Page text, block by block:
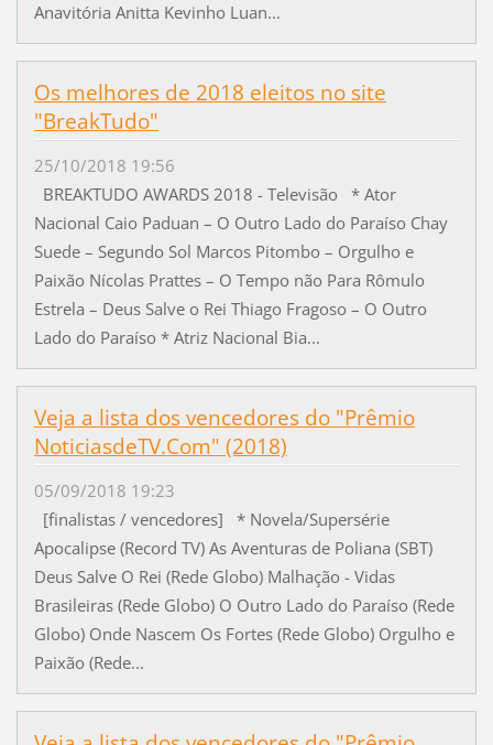
Anavitória Anitta Kevinho Luan...
Os melhores de 2018 eleitos no site
"BreakTudo"
25/10/2018 19:56
BREAKTUDO AWARDS 2018 - Televisão * Ator
Nacional Caio Paduan – O Outro Lado do Paraíso Chay
Suede – Segundo Sol Marcos Pitombo – Orgulho e
Paixão Nícolas Prattes – O Tempo não Para Rômulo
Estrela – Deus Salve o Rei Thiago Fragoso – O Outro
Lado do Paraíso * Atriz Nacional Bia...
Veja a lista dos vencedores do "Prêmio
NoticiasdeTV.Com" (2018)
05/09/2018 19:23
[finalistas / vencedores] * Novela/Supersérie
Apocalipse (Record TV) As Aventuras de Poliana (SBT)
Deus Salve O Rei (Rede Globo) Malhação - Vidas
Brasileiras (Rede Globo) O Outro Lado do Paraíso (Rede
Globo) Onde Nascem Os Fortes (Rede Globo) Orgulho e
Paixão (Rede...